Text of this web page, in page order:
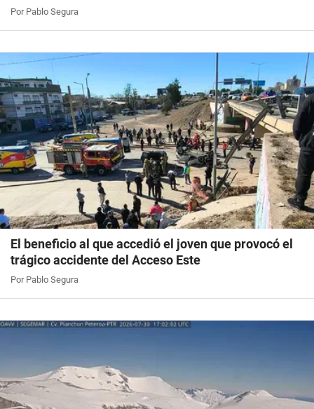
Por Pablo Segura
El beneficio al que accedió el joven que provocó el
trágico accidente del Acceso Este
Por Pablo Segura